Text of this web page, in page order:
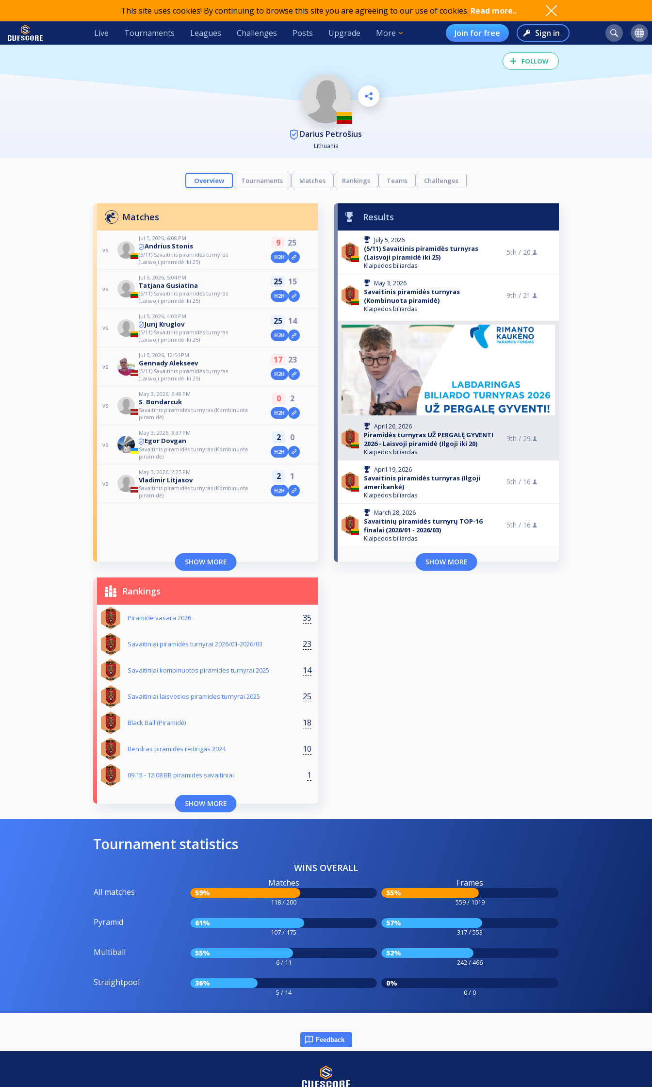
This site uses cookies! By continuing to browse this site you are agreeing to our use of cookies. Read more..
Live Tournaments Leagues Challenges Posts Upgrade More Join for free Sign in
FOLLOW
Darius Petrošius
Lithuania
Overview Tournaments Matches Rankings Teams Challenges
Matches
vs
Jul 5, 2026, 6:08 PM
Andrius Stonis
(5/11) Savaitinis piramidės turnyras
(Laisvoji piramidė iki 25)
9 25
H2H
vs
Jul 5, 2026, 5:04 PM
Tatjana Gusiatina
(5/11) Savaitinis piramidės turnyras
(Laisvoji piramidė iki 25)
25 15
H2H
vs
Jul 5, 2026, 4:03 PM
Jurij Kruglov
(5/11) Savaitinis piramidės turnyras
(Laisvoji piramidė iki 25)
25 14
H2H
vs
Jul 5, 2026, 12:54 PM
Gennady Alekseev
(5/11) Savaitinis piramidės turnyras
(Laisvoji piramidė iki 25)
17 23
H2H
vs
May 3, 2026, 5:48 PM
S. Bondarcuk
Savaitinis piramidės turnyras (Kombinuota
piramidė)
0 2
H2H
vs
May 3, 2026, 3:37 PM
Egor Dovgan
Savaitinis piramidės turnyras (Kombinuota
piramidė)
2 0
H2H
vs
May 3, 2026, 2:25 PM
Vladimir Litjasov
Savaitinis piramidės turnyras (Kombinuota
piramidė)
2 1
H2H
SHOW MORE
Results
July 5, 2026
(5/11) Savaitinis piramidės turnyras
(Laisvoji piramidė iki 25)
Klaipėdos biliardas
5th / 20
May 3, 2026
Savaitinis piramidės turnyras
(Kombinuota piramidė)
Klaipėdos biliardas
9th / 21
April 26, 2026
Piramidės turnyras UŽ PERGALĘ GYVENTI
2026 - Laisvoji piramidė (Ilgoji iki 20)
Klaipėdos biliardas
9th / 29
April 19, 2026
Savaitinis piramidės turnyras (Ilgoji
amerikankė)
Klaipėdos biliardas
5th / 16
March 28, 2026
Savaitinių piramidės turnyrų TOP-16
finalai (2026/01 - 2026/03)
Klaipėdos biliardas
5th / 16
SHOW MORE
Rankings
Piramide vasara 2026 35
Savaitiniai piramidės turnyrai 2026/01-2026/03 23
Savaitiniai kombinuotos piramides turnyrai 2025 14
Savaitiniai laisvosios piramides turnyrai 2025 25
Black Ball (Piramidė) 18
Bendras piramidės reitingas 2024 10
09.15 - 12.08 BB piramidės savaitiniai 1
SHOW MORE
Tournament statistics
WINS OVERALL
All matches
Matches
59%
118 / 200
Frames
55%
559 / 1019
Pyramid 61%
107 / 175
57%
317 / 553
Multiball 55%
6 / 11
52%
242 / 466
Straightpool 36%
5 / 14
0%
0 / 0
Feedback